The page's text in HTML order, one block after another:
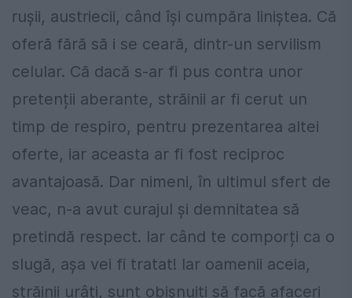
rușii, austriecii, când își cumpăra liniștea. Că
oferă fără să i se ceară, dintr-un servilism
celular. Că dacă s-ar fi pus contra unor
pretenții aberante, străinii ar fi cerut un
timp de respiro, pentru prezentarea altei
oferte, iar aceasta ar fi fost reciproc
avantajoasă. Dar nimeni, în ultimul sfert de
veac, n-a avut curajul și demnitatea să
pretindă respect. Iar când te comporți ca o
slugă, așa vei fi tratat! Iar oamenii aceia,
străinii urâți, sunt obișnuiți să facă afaceri